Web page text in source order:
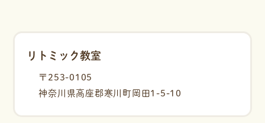
リトミック教室
〒253-0105
神奈川県高座郡寒川町岡田1-5-10